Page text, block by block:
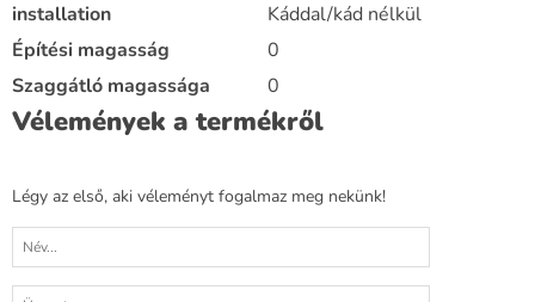
installation
Káddal/kád nélkül
Építési magasság
0
Szaggátló magassága
0
Vélemények a termékről
Légy az első, aki véleményt fogalmaz meg nekünk!